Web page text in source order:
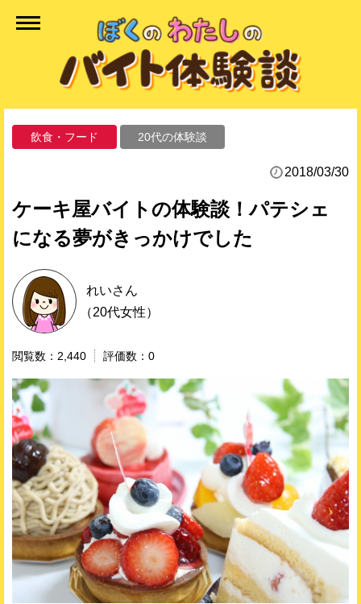
飲食・フード 20代の体験談
2018/03/30
ケーキ屋バイトの体験談！パテシェ
になる夢がきっかけでした
れいさん
（20代女性）
2,440 0